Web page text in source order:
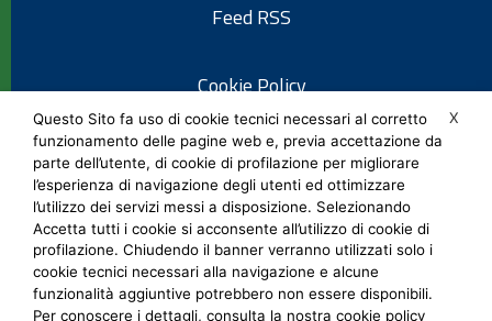
Feed RSS
Cookie Policy
Informativa privacy
Note legali
Social Media Policy
X
Questo Sito fa uso di cookie tecnici necessari al corretto
funzionamento delle pagine web e, previa accettazione da
parte dell’utente, di cookie di profilazione per migliorare
l’esperienza di navigazione degli utenti ed ottimizzare
l’utilizzo dei servizi messi a disposizione. Selezionando
Accetta tutti i cookie si acconsente all’utilizzo di cookie di
profilazione. Chiudendo il banner verranno utilizzati solo i
cookie tecnici necessari alla navigazione e alcune
funzionalità aggiuntive potrebbero non essere disponibili.
Per conoscere i dettagli, consulta la nostra cookie policy